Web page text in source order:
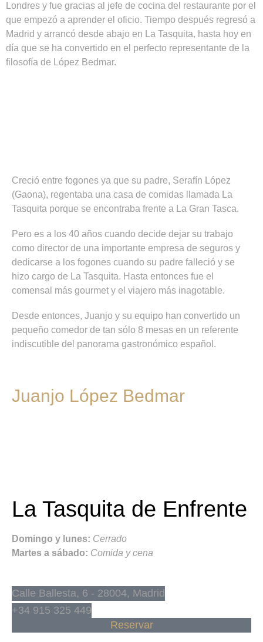
Londres y fue gracias al jefe de cocina del restaurante por el
que empezó a aprender el oficio. Tiempo después regresó a
Madrid y arrancó desde abajo en La Tasquita, hasta hoy en
día que se ha convertido en el perfecto representante de la
filosofía de López Bedmar.
Creció entre fogones ya que su padre, Serafín López
(Gaona), regentaba una casa de comidas llamada La
Tasquita porque se encontraba frente a La Gran Tasca.
Pero es a los 40 años cuando decide dejar su trabajo
como director de una importante empresa de seguros y
dedicarse a los fogones cuando su padre falleció y se
hizo cargo de La Tasquita. Hasta entonces fue el
comensal más gourmet y el viajero más inagotable.
Desde entonces, Juanjo y su equipo han convertido un
pequeño comedor de tan sólo 8 mesas en un referente
indiscutible del panorama gastronómico español.
Juanjo López Bedmar
La Tasquita de Enfrente
Domingo y lunes: Cerrado
Martes a sábado: Comida y cena
Calle Ballesta, 6 - 28004, Madrid
+34 915 325 449
Reservar